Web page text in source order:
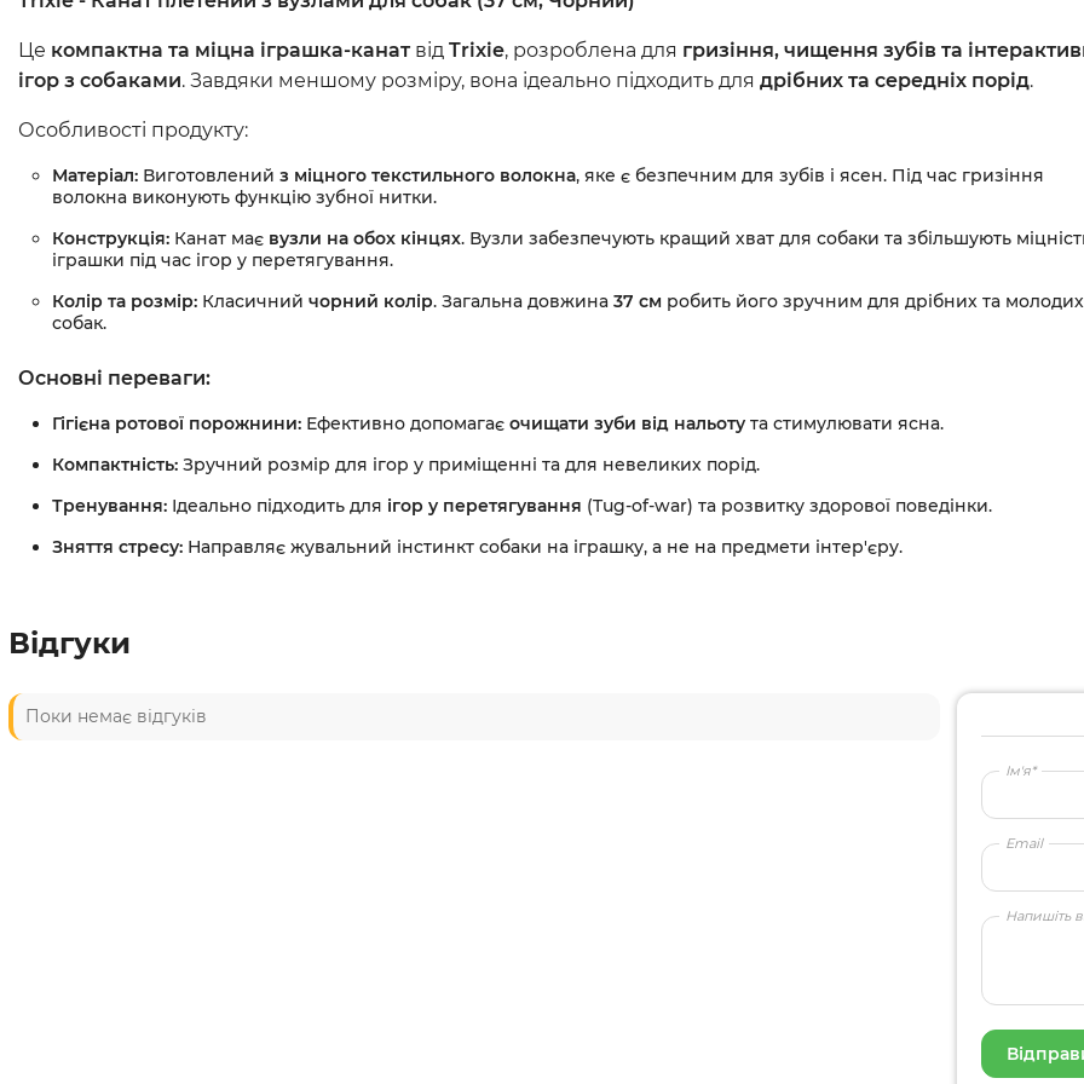
Урологічні препарати
Стоматологічні засоби
Ветеринарні аксесуари
Це компактна та міцна іграшка-канатвід Trixie, розроблена для гризіння, чищення зубів та
ігор з собаками. Завдяки меншому розміру, вона ідеально підходить для дрібних та середніх порід.
Особливості продукту:
Матеріал: Виготовлений з міцного текстильного волокна, яке є безпечним для зубів і ясен. Під час гризіння
волокна виконують функцію зубної нитки.
Конструкція: Канат має вузли на обох кінцях. Вузли забезпечують кращий хват для собаки та збільшують
іграшки під час ігор у перетягування.
Колір та розмір: Класичний чорний колір. Загальна довжина 37 см робить його зручним для дрібних та молодих
собак.
Основні переваги:
Гігієна ротової порожнини: Ефективно допомагає очищати зуби від нальоту та стимулювати ясна.
Компактність: Зручний розмір для ігор у приміщенні та для невеликих порід.
Тренування: Ідеально підходить для ігор у перетягування (Tug-of-war) та розвитку здорової поведінки.
Зняття стресу: Направляє жувальний інстинкт собаки на іграшку, а не на предмети інтер'єру.
Відгуки
Поки немає відгуків
Ім'я*
Email
Напишіть